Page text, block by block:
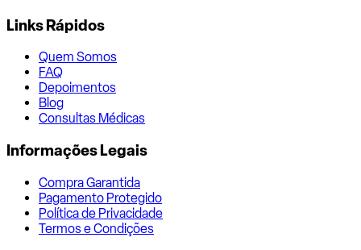
Links Rápidos
Quem Somos
FAQ
Depoimentos
Blog
Consultas Médicas
Informações Legais
Compra Garantida
Pagamento Protegido
Política de Privacidade
Termos e Condições